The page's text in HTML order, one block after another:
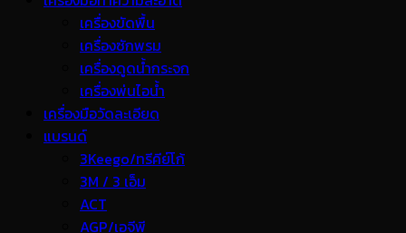
เครื่องขัดพื้น
เครื่องซักพรม
เครื่องดูดน้ำกระจก
เครื่องพ่นไอน้ำ
เครื่องมือวัดละเอียด
แบรนด์
3Keego/ทรีคีย์โก้
3M / 3 เอ็ม
ACT
AGP/เอจีพี